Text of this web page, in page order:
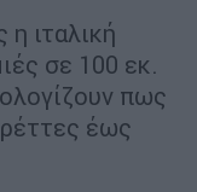
ιταλική
σε 100 εκ.
πως
έως